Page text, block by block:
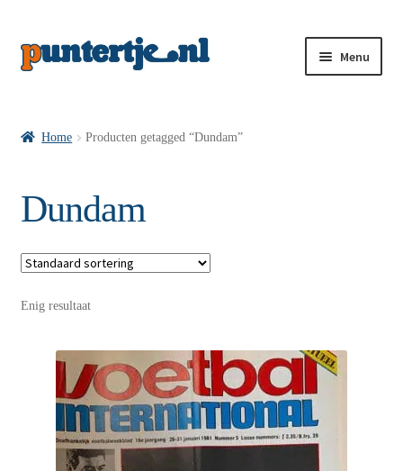
Menu
VI’s met Posters
Wie is puntertje
Puntertjes
Home Producten getagged “Dundam”
Dundam
Enig resultaat